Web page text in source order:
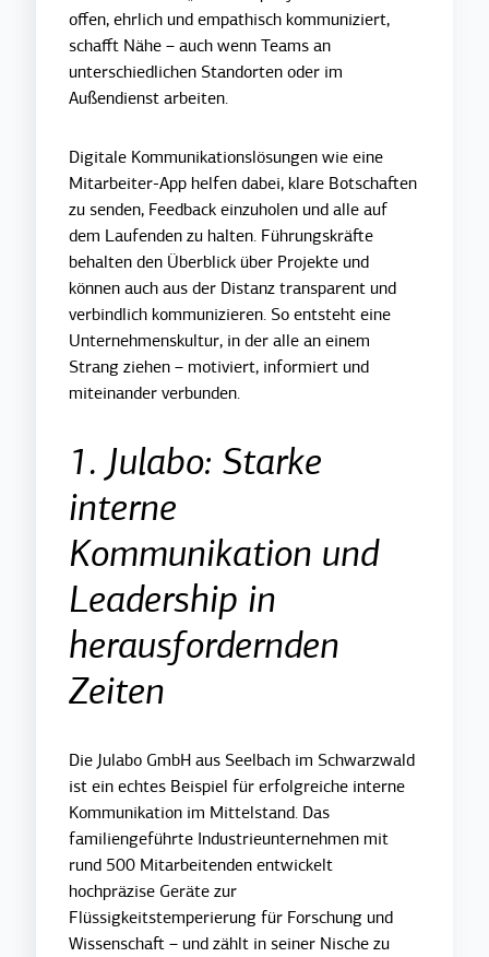
offen, ehrlich und empathisch kommuniziert,
schafft Nähe – auch wenn Teams an
unterschiedlichen Standorten oder im
Außendienst arbeiten.
Digitale Kommunikationslösungen wie eine
Mitarbeiter-App helfen dabei, klare Botschaften
zu senden, Feedback einzuholen und alle auf
dem Laufenden zu halten. Führungskräfte
behalten den Überblick über Projekte und
können auch aus der Distanz transparent und
verbindlich kommunizieren. So entsteht eine
Unternehmenskultur, in der alle an einem
Strang ziehen – motiviert, informiert und
miteinander verbunden.
1. Julabo: Starke
interne
Kommunikation und
Leadership in
herausfordernden
Zeiten
Die Julabo GmbH aus Seelbach im Schwarzwald
ist ein echtes Beispiel für erfolgreiche interne
Kommunikation im Mittelstand. Das
familiengeführte Industrieunternehmen mit
rund 500 Mitarbeitenden entwickelt
hochpräzise Geräte zur
Flüssigkeitstemperierung für Forschung und
Wissenschaft – und zählt in seiner Nische zu